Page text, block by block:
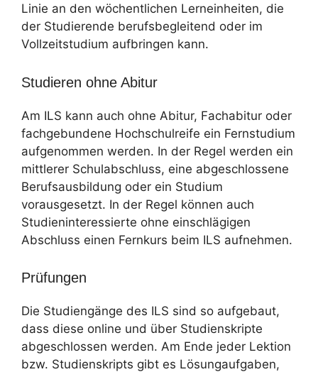
Linie an den wöchentlichen Lerneinheiten, die
der Studierende berufsbegleitend oder im
Vollzeitstudium aufbringen kann.
Studieren ohne Abitur
Am ILS kann auch ohne Abitur, Fachabitur oder
fachgebundene Hochschulreife ein Fernstudium
aufgenommen werden. In der Regel werden ein
mittlerer Schulabschluss, eine abgeschlossene
Berufsausbildung oder ein Studium
vorausgesetzt. In der Regel können auch
Studieninteressierte ohne einschlägigen
Abschluss einen Fernkurs beim ILS aufnehmen.
Prüfungen
Die Studiengänge des ILS sind so aufgebaut,
dass diese online und über Studienskripte
abgeschlossen werden. Am Ende jeder Lektion
bzw. Studienskripts gibt es Lösungaufgaben,